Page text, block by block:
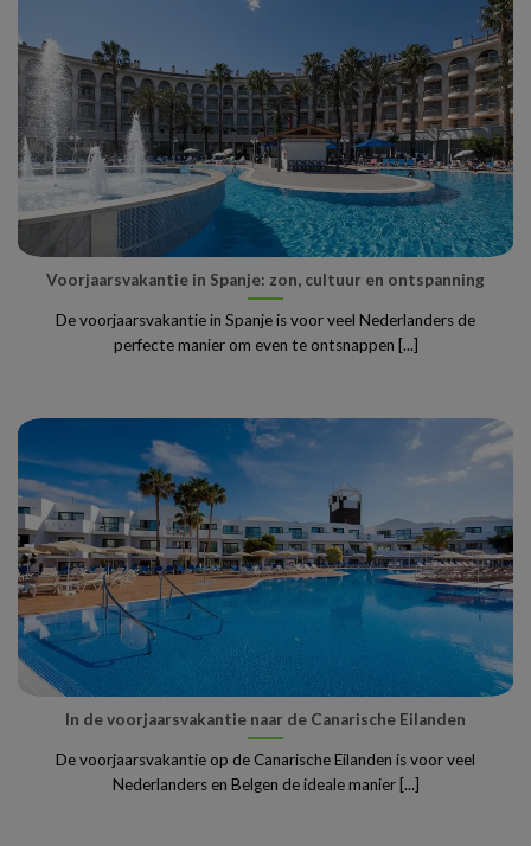
Voorjaarsvakantie in Spanje: zon, cultuur en ontspanning
De voorjaarsvakantie in Spanje is voor veel Nederlanders de
perfecte manier om even te ontsnappen [...]
In de voorjaarsvakantie naar de Canarische Eilanden
De voorjaarsvakantie op de Canarische Eilanden is voor veel
Nederlanders en Belgen de ideale manier [...]